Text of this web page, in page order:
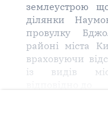
землеустрою
ділянки
провулку
районі міста
враховуючи
із видів